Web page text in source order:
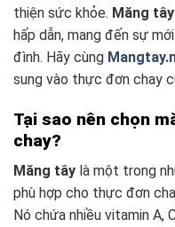
thiện sức khỏe. Măng
hấp dẫn, mang đến sự
đình. Hãy cùng
sung vào thực đơn chay
Tại sao nên chọn
chay?
Măng tây là một trong
phù hợp cho thực đơn
Nó chứa nhiều vitamin A,